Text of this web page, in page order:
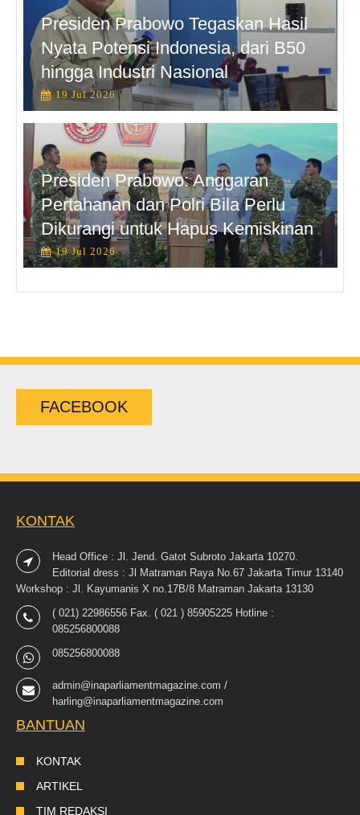
Presiden Prabowo Tegaskan Hasil
Nyata Potensi Indonesia, dari B50
hingga Industri Nasional
19 Jul 2026
Presiden Prabowo: Anggaran
Pertahanan dan Polri Bila Perlu
Dikurangi untuk Hapus Kemiskinan
19 Jul 2026
FACEBOOK
KONTAK
Head Office : Jl. Jend. Gatot Subroto Jakarta 10270.
Editorial dress : Jl Matraman Raya No.67 Jakarta Timur 13140
Workshop : Jl. Kayumanis X no.17B/8 Matraman Jakarta 13130
( 021) 22986556 Fax. ( 021 ) 85905225 Hotline :
085256800088
085256800088
admin@inaparliamentmagazine.com /
harling@inaparliamentmagazine.com
BANTUAN
KONTAK
ARTIKEL
TIM REDAKSI